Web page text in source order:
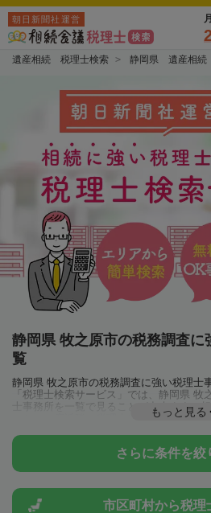
朝日新聞社運営
遺産相続 税理士検索 静岡県 遺産相
静岡県 牧之原市の税務調査に
覧
静岡県 牧之原市の税務調査に強い税理士
「税理士検索サービス」では、静岡県 牧
士事務所を一覧で見ることが出来ます。
ことは一度近隣の税理士に相談してみまし
もっと見る
さらに条件を絞
市区町村から税理